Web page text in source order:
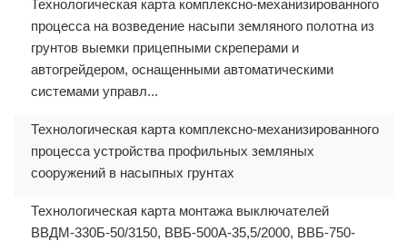
Технологическая карта комплексно-механизированного
процесса на возведение насыпи земляного полотна из
грунтов выемки прицепными скреперами и
автогрейдером, оснащенными автоматическими
системами управл...
Технологическая карта комплексно-механизированного
процесса устройства профильных земляных
сооружений в насыпных грунтах
Технологическая карта монтажа выключателей
ВВДМ-330Б-50/3150, ВВБ-500А-35,5/2000, ВВБ-750-